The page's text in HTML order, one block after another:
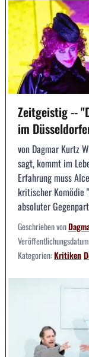
Zeitgeistig --
im
von Dagmar Kurtz
sagt, kommt im
Erfahrung muss
kritischer Komödie
absoluter
Geschrieben von
Kategorien:Kritiken